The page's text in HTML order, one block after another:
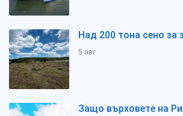
Над 200 тона сено за
5 авг
Защо върховете на